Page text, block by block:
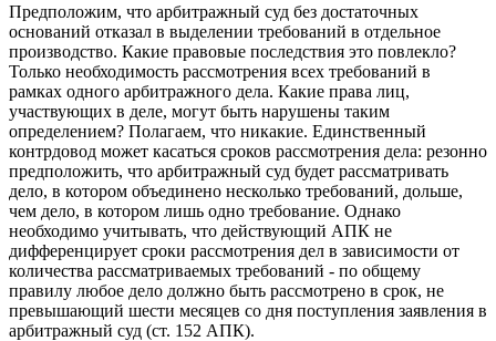
Предположим, что арбитражный суд без достаточных
оснований отказал в выделении требований в отдельное
производство. Какие правовые последствия это повлекло?
Только необходимость рассмотрения всех требований в
рамках одного арбитражного дела. Какие права лиц,
участвующих в деле, могут быть нарушены таким
определением? Полагаем, что никакие. Единственный
контрдовод может касаться сроков рассмотрения дела: резонно
предположить, что арбитражный суд будет рассматривать
дело, в котором объединено несколько требований, дольше,
чем дело, в котором лишь одно требование. Однако
необходимо учитывать, что действующий АПК не
дифференцирует сроки рассмотрения дел в зависимости от
количества рассматриваемых требований - по общему
правилу любое дело должно быть рассмотрено в срок, не
превышающий шести месяцев со дня поступления заявления в
арбитражный суд (ст. 152 АПК).